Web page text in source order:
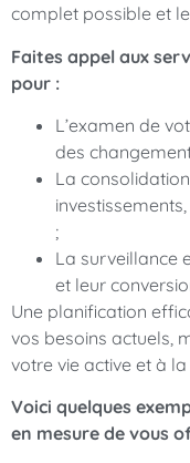
complet possible et
Faites appel aux
pour :
L’examen de
des
La
;
La surveillance
et leur
Une planification
vos besoins actuels,
votre vie active et à
Voici quelques
en mesure de vous